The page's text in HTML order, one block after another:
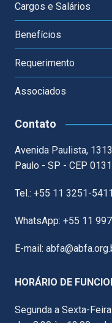
Cargos e Salários
Benefícios
Requerimento
Associados
Contato
Avenida Paulista,
Paulo - SP - CEP
Tel.: +55 11 3251-5411
WhatsApp: +55 11
E-mail:
HORÁRIO DE
Segunda a Sexta-Feira: